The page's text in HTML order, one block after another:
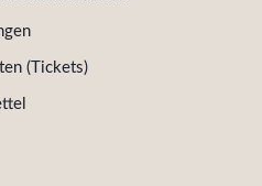
(Tickets)